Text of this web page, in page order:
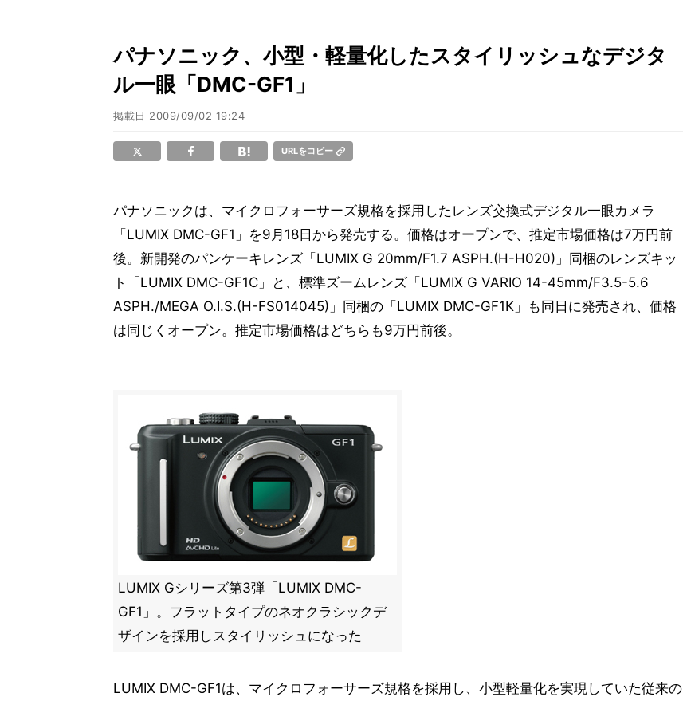
パナソニック、小型・軽量化したスタイリッシュなデジタ
ル一眼「DMC-GF1」
掲載日 2009/09/02 19:24
URLをコピー
パナソニックは、マイクロフォーサーズ規格を採用したレンズ交換式デジタル一眼カメラ
「LUMIX DMC-GF1」を9月18日から発売する。価格はオープンで、推定市場価格は7万円前
後。新開発のパンケーキレンズ「LUMIX G 20mm/F1.7 ASPH.(H-H020)」同梱のレンズキッ
ト「LUMIX DMC-GF1C」と、標準ズームレンズ「LUMIX G VARIO 14-45mm/F3.5-5.6
ASPH./MEGA O.I.S.(H-FS014045)」同梱の「LUMIX DMC-GF1K」も同日に発売され、価格
は同じくオープン。推定市場価格はどちらも9万円前後。
LUMIX Gシリーズ第3弾「LUMIX DMC-
GF1」。フラットタイプのネオクラシックデ
ザインを採用しスタイリッシュになった
LUMIX DMC-GF1は、マイクロフォーサーズ規格を採用し、小型軽量化を実現していた従来の